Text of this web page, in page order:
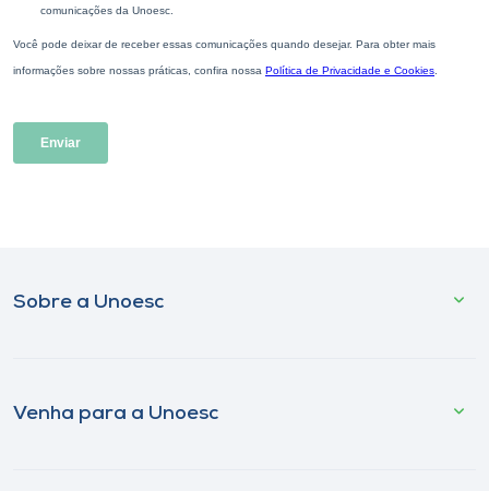
Sobre a Unoesc
Venha para a Unoesc